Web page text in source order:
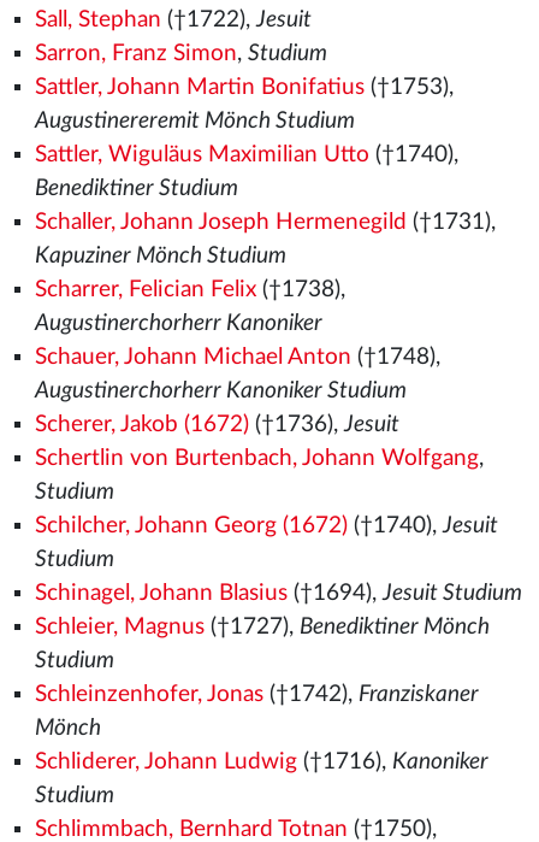
Sall, Stephan (†1722),Jesuit
Sarron, Franz Simon, Studium
Sattler, Johann Martin Bonifatius(†1753),
Augustinereremit Mönch Studium
Sattler, Wiguläus Maximilian Utto (†1740),
Benediktiner Studium
Schaller, Johann Joseph Hermenegild (†1731),
Kapuziner Mönch Studium
Scharrer, Felician Felix(†1738),
Augustinerchorherr Kanoniker
Schauer, Johann Michael Anton (†1748),
Augustinerchorherr Kanoniker Studium
Scherer, Jakob (1672)(†1736),Jesuit
Schertlin von Burtenbach, Johann Wolfgang,
Studium
Schilcher, Johann Georg (1672)(†1740),Jesuit
Studium
Schinagel, Johann Blasius(†1694),Jesuit Studium
Schleier, Magnus(†1727), Benediktiner Mönch
Studium
Schleinzenhofer, Jonas(†1742), Franziskaner
Mönch
Schliderer, Johann Ludwig(†1716), Kanoniker
Studium
Schlimmbach, Bernhard Totnan (†1750),